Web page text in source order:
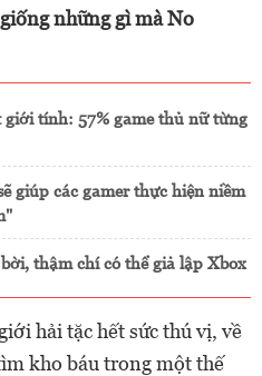
những gì mà No
tính: 57% game thủ nữ từng
giúp các gamer thực hiện niềm
thậm chí có thể giả lập Xbox
hải tặc hết sức thú vị, về
kho báu trong một thế